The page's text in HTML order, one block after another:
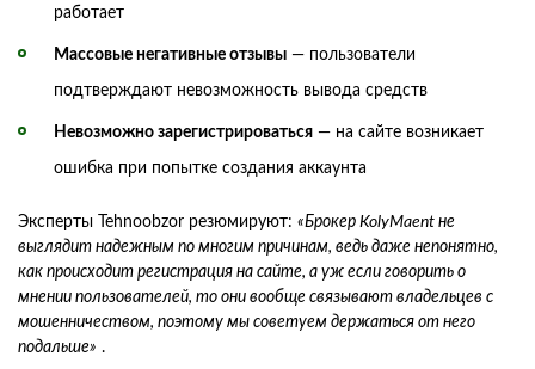
работает
Массовые негативные отзывы — пользователи
подтверждают невозможность вывода средств
Невозможно зарегистрироваться — на сайте возникает
ошибка при попытке создания аккаунта
Эксперты Tehnoobzor резюмируют: «Брокер KolyMaent не
выглядит надежным по многим причинам, ведь даже непонятно,
как происходит регистрация на сайте, а уж если говорить о
мнении пользователей, то они вообще связывают владельцев с
мошенничеством, поэтому мы советуем держаться от него
подальше» .